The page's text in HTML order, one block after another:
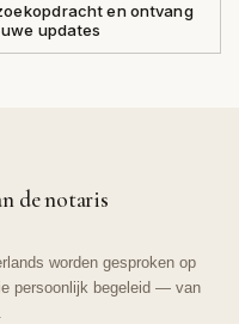
en ontvang
updates
de notaris
worden gesproken op
persoonlijk begeleid — van